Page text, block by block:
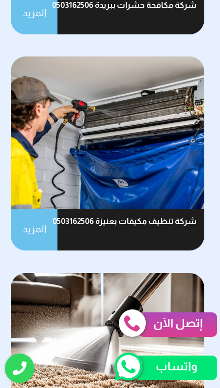
شركة مكافحة حشرات ببريدة 0503162506
المزيد
شركة تنظيف مكيفات بعنيزة 0503162506
المزيد
إتصل الآن
واتساب